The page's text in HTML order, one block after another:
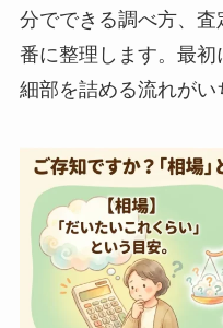
分でできる調べ方、
番に整理します。最
細部を詰める流れがい